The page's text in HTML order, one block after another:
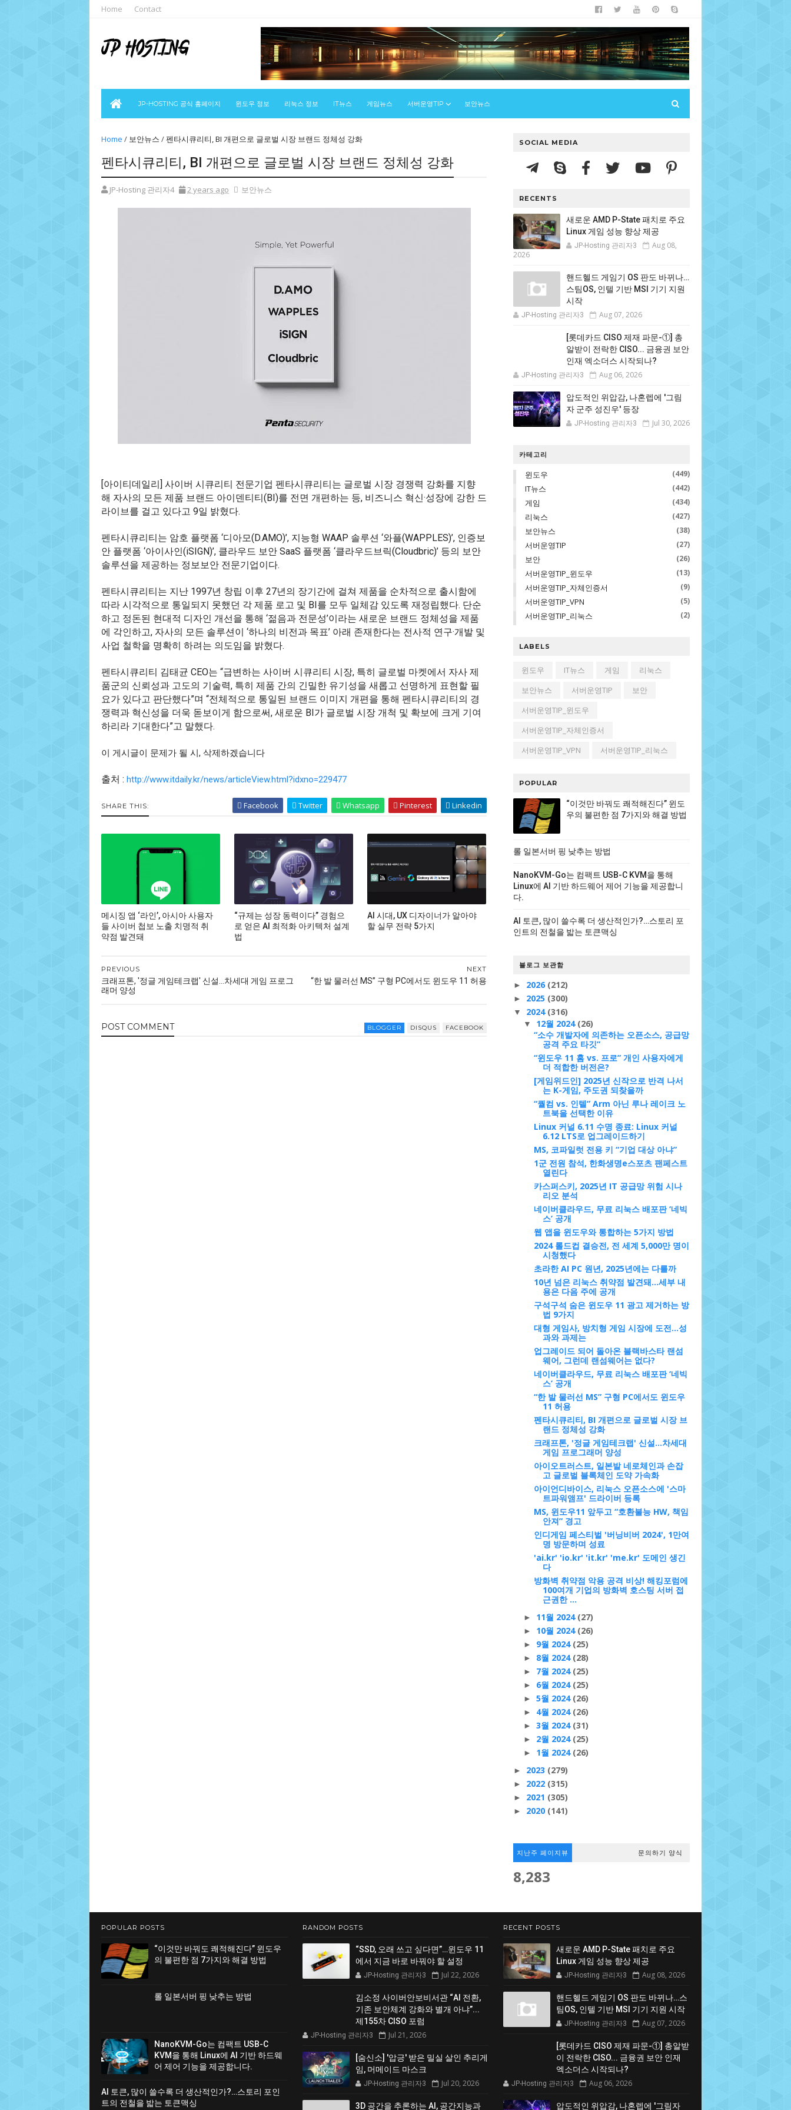
Home Contact
JP-HOSTING 공식 홈페이지 윈도우 정보 리눅스 정보 IT뉴스 게임뉴스 서버운영TIP 보안뉴스
Home / 보안뉴스 /펜타시큐리티, BI 개편으로 글로벌 시장 브랜드 정체성 강화
펜타시큐리티, BI 개편으로 글로벌 시장 브랜드 정체성 강화
JP-Hosting 관리자4 2 years ago 보안뉴스
[아이티데일리] 사이버 시큐리티 전문기업 펜타시큐리티는 글로벌 시장 경쟁력 강화를 지향
해 자사의 모든 제품 브랜드 아이덴티티(BI)를 전면 개편하는 등, 비즈니스 혁신·성장에 강한 드
라이브를 걸고 있다고 9일 밝혔다.
펜타시큐리티는 암호 플랫폼 ‘디아모(D.AMO)’, 지능형 WAAP 솔루션 ‘와플(WAPPLES)’, 인증보
안 플랫폼 ‘아이사인(iSIGN)’, 클라우드 보안 SaaS 플랫폼 ‘클라우드브릭(Cloudbric)’ 등의 보안
솔루션을 제공하는 정보보안 전문기업이다.
펜타시큐리티는 지난 1997년 창립 이후 27년의 장기간에 걸쳐 제품을 순차적으로 출시함에
따라 시각적으로 통일되지 못했던 각 제품 로고 및 BI를 모두 일체감 있도록 재정립했다. 단순
하고 정돈된 현대적 디자인 개선을 통해 ‘젊음과 전문성’이라는 새로운 브랜드 정체성을 제품
에 각인하고, 자사의 모든 솔루션이 ‘하나의 비전과 목표’ 아래 존재한다는 전사적 연구·개발 및
사업 철학을 명확히 하려는 의도임을 밝혔다.
펜타시큐리티 김태균 CEO는 “급변하는 사이버 시큐리티 시장, 특히 글로벌 마켓에서 자사 제
품군의 신뢰성과 고도의 기술력, 특히 제품 간의 긴밀한 유기성을 새롭고 선명하게 표현할 필
요가 있다고 판단했다”며 “전체적으로 통일된 브랜드 이미지 개편을 통해 펜타시큐리티의 경
쟁력과 혁신성을 더욱 돋보이게 함으로써, 새로운 BI가 글로벌 시장 개척 및 확보에 크게 기여
하리라 기대한다”고 말했다.
이 게시글이 문제가 될 시, 삭제하겠습니다
출처 : http://www.itdaily.kr/news/articleView.html?idxno=229477
SHARE THIS: Facebook Twitter Whatsapp Pinterest Linkedin
메시징 앱 ‘라인’, 아시아 사용자
들 사이버 첩보 노출 치명적 취
약점 발견돼
“규제는 성장 동력이다” 경험으
로 얻은 AI 최적화 아키텍처 설계
법
AI 시대, UX 디자이너가 알아야
할 실무 전략 5가지
NEXT
“한 발 물러선 MS” 구형 PC에서도 윈도우 11 허용
PREVIOUS
크래프톤, '정글 게임테크랩' 신설…차세대 게임 프로그
래머 양성
POST COMMENT BLOGGER DISQUS FACEBOOK
SOCIAL MEDIA
RECENTS
새로운 AMD P-State 패치로 주요
Linux 게임 성능 향상 제공
JP-Hosting 관리자3
Aug 08,
2026
핸드헬드 게임기 OS 판도 바뀌나…
스팀OS, 인텔 기반 MSI 기기 지원
시작
JP-Hosting 관리자3 Aug 07, 2026
[롯데카드 CISO 제재 파문-①] 총
알받이 전락한 CISO... 금융권 보안
인재 엑소더스 시작되나?
JP-Hosting 관리자3 Aug 06, 2026
압도적인 위압감, 나혼렙에 '그림
자 군주 성진우' 등장
JP-Hosting 관리자3 Jul 30, 2026
카테고리
윈도우 (449)
IT뉴스 (442)
게임 (434)
리눅스 (427)
보안뉴스 (38)
서버운영TIP (27)
보안 (26)
서버운영TIP_윈도우 (13)
서버운영TIP_자체인증서 (9)
서버운영TIP_VPN (5)
서버운영TIP_리눅스 (2)
LABELS
윈도우 IT뉴스 게임
리눅스
보안뉴스
서버운영TIP
보안
서버운영TIP_윈도우
서버운영TIP_자체인증서
서버운영TIP_VPN
서버운영TIP_리눅스
POPULAR
“이것만 바꿔도 쾌적해진다” 윈도
우의 불편한 점 7가지와 해결 방법
롤 일본서버 핑 낮추는 방법
NanoKVM-Go는 컴팩트 USB-C KVM을 통해
Linux에 AI 기반 하드웨어 제어 기능을 제공합니
다.
AI 토큰, 많이 쓸수록 더 생산적인가?…스토리 포
인트의 전철을 밟는 토큰맥싱
블로그 보관함
► 2026 (212)
► 2025 (300)
▼ 2024 (316)
▼ 12월 2024 (26)
“소수 개발자에 의존하는 오픈소스, 공급망
공격 주요 타깃”
“윈도우 11 홈 vs. 프로” 개인 사용자에게
더 적합한 버전은?
[게임위드인] 2025년 신작으로 반격 나서
는 K-게임, 주도권 되찾을까
“퀄컴 vs. 인텔” Arm 아닌 루나 레이크 노
트북을 선택한 이유
Linux 커널 6.11 수명 종료: Linux 커널
6.12 LTS로 업그레이드하기
MS, 코파일럿 전용 키 “기업 대상 아냐”
1군 전원 참석, 한화생명e스포츠 팬페스트
열린다
카스퍼스키, 2025년 IT 공급망 위험 시나
리오 분석
네이버클라우드, 무료 리눅스 배포판 ‘네빅
스’ 공개
웹 앱을 윈도우와 통합하는 5가지 방법
2024 롤드컵 결승전, 전 세계 5,000만 명이
시청했다
초라한 AI PC 원년, 2025년에는 다를까
10년 넘은 리눅스 취약점 발견돼...세부 내
용은 다음 주에 공개
구석구석 숨은 윈도우 11 광고 제거하는 방
법 9가지
대형 게임사, 방치형 게임 시장에 도전…성
과와 과제는
업그레이드 되어 돌아온 블랙바스타 랜섬
웨어, 그런데 랜섬웨어는 없다?
네이버클라우드, 무료 리눅스 배포판 ‘네빅
스’ 공개
“한 발 물러선 MS” 구형 PC에서도 윈도우
11 허용
펜타시큐리티, BI 개편으로 글로벌 시장 브
랜드 정체성 강화
크래프톤, '정글 게임테크랩' 신설…차세대
게임 프로그래머 양성
아이오트러스트, 일본발 네로체인과 손잡
고 글로벌 블록체인 도약 가속화
아이언디바이스, 리눅스 오픈소스에 '스마
트파워앰프' 드라이버 등록
MS, 윈도우11 앞두고 “호환불능 HW, 책임
안져” 경고
인디게임 페스티벌 '버닝비버 2024', 1만여
명 방문하며 성료
'ai.kr' 'io.kr' 'it.kr' 'me.kr' 도메인 생긴
다
방화벽 취약점 악용 공격 비상! 해킹포럼에
100여개 기업의 방화벽 호스팅 서버 접
근권한 ...
► 11월 2024 (27)
► 10월 2024 (26)
► 9월 2024 (25)
► 8월 2024 (28)
► 7월 2024 (25)
► 6월 2024 (25)
► 5월 2024 (26)
► 4월 2024 (26)
► 3월 2024 (31)
► 2월 2024 (25)
► 1월 2024 (26)
► 2023 (279)
► 2022 (315)
► 2021 (305)
► 2020 (141)
지난주 페이지뷰 문의하기 양식
8,283
POPULAR POSTS
“이것만 바꿔도 쾌적해진다” 윈도우
의 불편한 점 7가지와 해결 방법
롤 일본서버 핑 낮추는 방법
NanoKVM-Go는 컴팩트 USB-C
KVM을 통해 Linux에 AI 기반 하드웨
어 제어 기능을 제공합니다.
AI 토큰, 많이 쓸수록 더 생산적인가?…스토리 포인
트의 전철을 밟는 토큰맥싱
RANDOM POSTS
“SSD, 오래 쓰고 싶다면”…윈도우 11
에서 지금 바로 바꿔야 할 설정
JP-Hosting 관리자3 Jul 22, 2026
김소정 사이버안보비서관 “AI 전환,
기존 보안체계 강화와 별개 아냐”...
제155차 CISO 포럼
JP-Hosting 관리자3 Jul 21, 2026
[숨신소] '압긍' 받은 밀실 살인 추리게
임, 머메이드 마스크
JP-Hosting 관리자3 Jul 20, 2026
3D 공간을 추론하는 AI, 공간지능과
RECENT POSTS
새로운 AMD P-State 패치로 주요
Linux 게임 성능 향상 제공
JP-Hosting 관리자3 Aug 08, 2026
핸드헬드 게임기 OS 판도 바뀌나…스
팀OS, 인텔 기반 MSI 기기 지원 시작
JP-Hosting 관리자3 Aug 07, 2026
[롯데카드 CISO 제재 파문-①] 총알받
이 전락한 CISO... 금융권 보안 인재
엑소더스 시작되나?
JP-Hosting 관리자3 Aug 06, 2026
압도적인 위압감, 나혼렙에 '그림자